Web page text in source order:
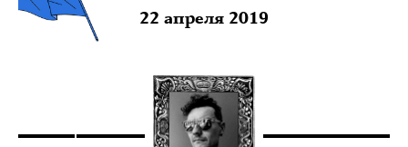
22 апреля 2019